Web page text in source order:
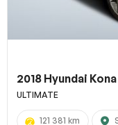
2018 Hyundai Kona
ULTIMATE
121 381 km